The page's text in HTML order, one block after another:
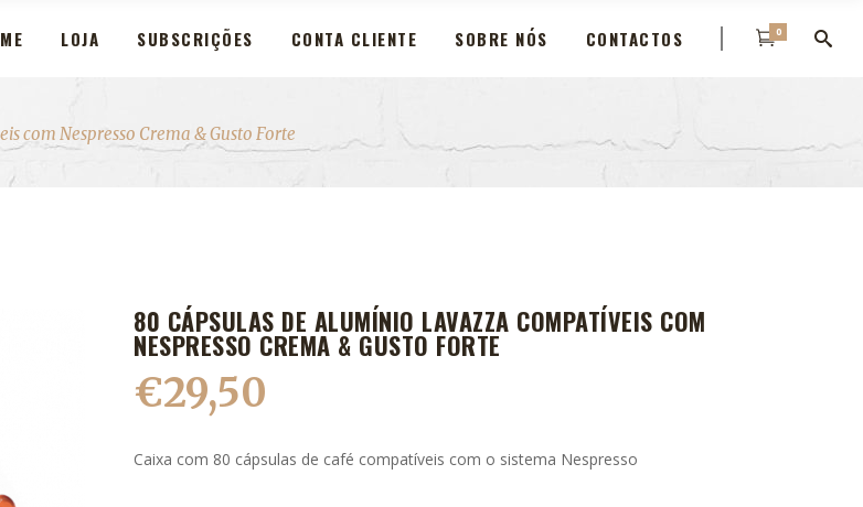
LOJA SUBSCRIÇÕES CONTA CLIENTE SOBRE NÓS CONTACTOS 0
com Nespresso Crema & Gusto Forte
80 CÁPSULAS DE ALUMÍNIO LAVAZZA COMPATÍVEIS COM
NESPRESSO CREMA & GUSTO FORTE
€29,50
Caixa com 80 cápsulas de café compatíveis com o sistema Nespresso